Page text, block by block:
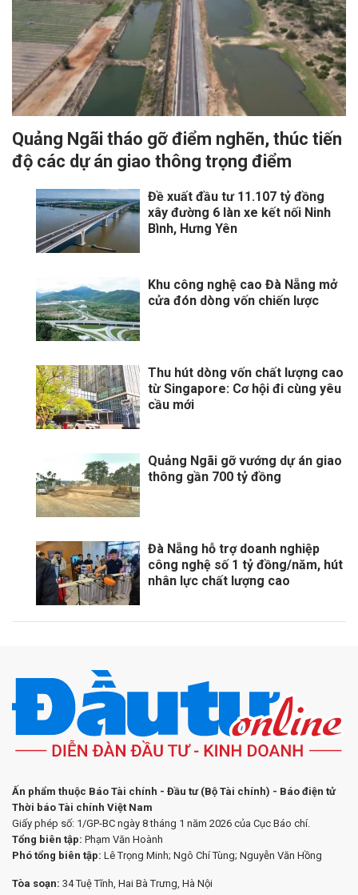
Quảng Ngãi tháo gỡ điểm nghẽn, thúc tiến
độ các dự án giao thông trọng điểm
Đề xuất đầu tư 11.107 tỷ đồng
xây đường 6 làn xe kết nối Ninh
Bình, Hưng Yên
Khu công nghệ cao Đà Nẵng mở
cửa đón dòng vốn chiến lược
Thu hút dòng vốn chất lượng cao
từ Singapore: Cơ hội đi cùng yêu
cầu mới
Quảng Ngãi gỡ vướng dự án giao
thông gần 700 tỷ đồng
Đà Nẵng hỗ trợ doanh nghiệp
công nghệ số 1 tỷ đồng/năm, hút
nhân lực chất lượng cao
Ấn phẩm thuộc Báo Tài chính - Đầu tư (Bộ Tài chính) - Báo điện tử
Thời báo Tài chính Việt Nam
Giấy phép số: 1/GP-BC ngày 8 tháng 1 năm 2026 của Cục Báo chí.
Tổng biên tập: Phạm Văn Hoành
Phó tổng biên tập: Lê Trọng Minh; Ngô Chí Tùng; Nguyễn Văn Hồng
Tòa soạn: 34 Tuệ Tĩnh, Hai Bà Trưng, Hà Nội